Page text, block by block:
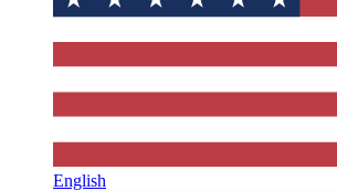
English